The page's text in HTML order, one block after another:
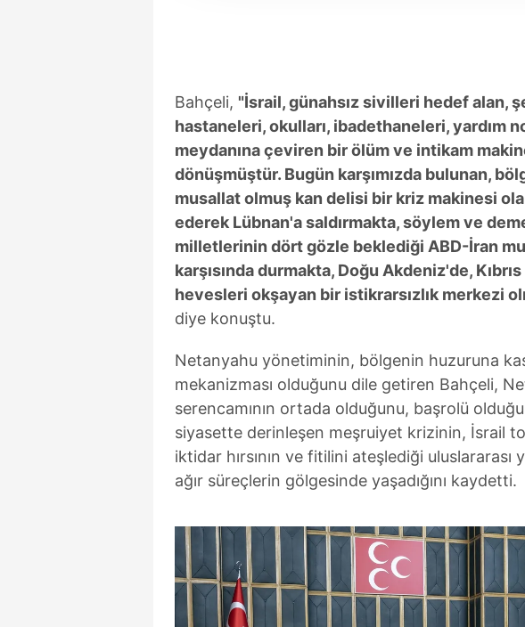
6698 sayılı Kişisel Verilerin Korunması Kanunu
mevzuata uygun olarak kullanılan çerezlerle ilgili
Bahçeli, "İsrail, günahsız sivilleri hedef alan,
hastaneleri, okulları, ibadethaneleri, yardım
meydanına çeviren bir ölüm ve intikam
dönüşmüştür. Bugün karşımızda bulunan,
musallat olmuş kan delisi bir kriz makinesi
ederek Lübnan'a saldırmakta, söylem ve
milletlerinin dört gözle beklediği ABD-İran
karşısında durmakta, Doğu Akdeniz'de,
hevesleri okşayan bir istikrarsızlık merkezi
diye konuştu.
Netanyahu yönetiminin, bölgenin huzuruna
mekanizması olduğunu dile getiren Bahçeli,
serencamının ortada olduğunu, başrolü
siyasette derinleşen meşruiyet krizinin, İsrail
iktidar hırsının ve fitilini ateşlediği uluslararası
ağır süreçlerin gölgesinde yaşadığını kaydetti.